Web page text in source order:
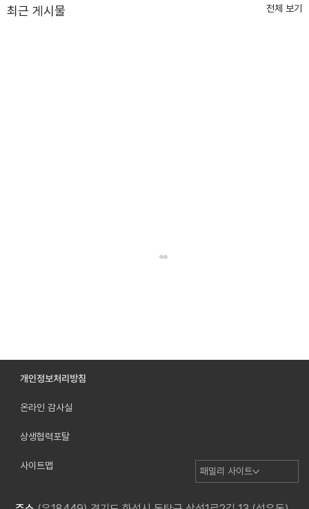
최근 게시물 전체 보기
개인정보처리방침
온라인 감사실
상생협력포탈
사이트맵
패밀리 사이트